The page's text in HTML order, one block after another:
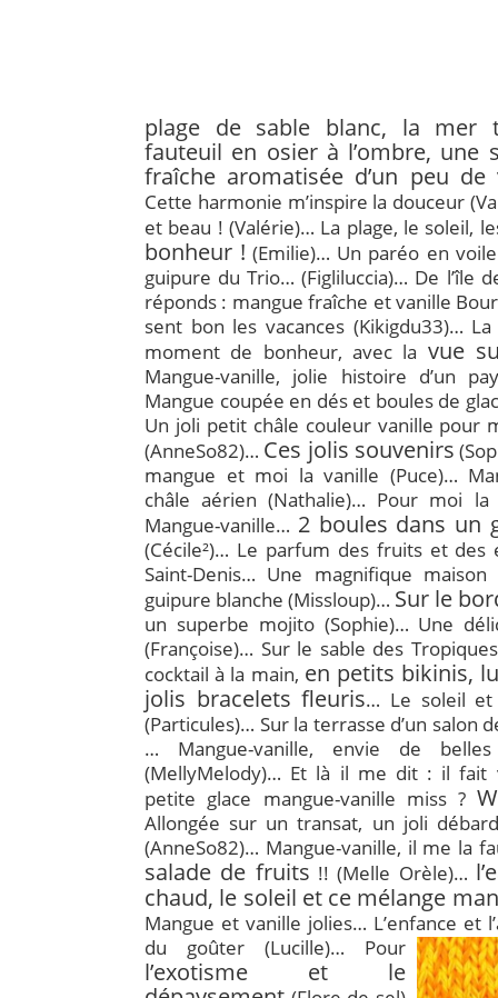
plage de sable blanc, la mer
fauteuil en osier à l’ombre, une
fraîche aromatisée d’un peu de
Cette harmonie m’inspire la douceur
et beau ! (Valérie)… La plage, le soleil,
bonheur ! (Emilie)… Un paréo en
guipure du Trio… (Figliluccia)… De l’île
réponds : mangue fraîche et vanille
sent bon les vacances (Kikigdu33)…
moment de bonheur, avec la vue
Mangue-vanille, jolie histoire d’un
Mangue coupée en dés et boules de
Un joli petit châle couleur vanille pour
(AnneSo82)… Ces jolis souvenirs
mangue et moi la vanille (Puce)…
châle aérien (Nathalie)… Pour moi
Mangue-vanille… 2 boules dans un
(Cécile²)… Le parfum des fruits et des
Saint-Denis… Une magnifique
guipure blanche (Missloup)… Sur le
un superbe mojito (Sophie)… Une
(Françoise)… Sur le sable des
cocktail à la main, en petits bikinis,
jolis bracelets fleuris… Le soleil
(Particules)… Sur la terrasse d’un salon
… Mangue-vanille, envie de
(MellyMelody)… Et là il me dit : il fait
petite glace mangue-vanille miss ?
Allongée sur un transat, un joli
(AnneSo82)… Mangue-vanille, il me la
salade de fruits !! (Melle Orèle)…
chaud, le soleil et ce mélange
Mangue et vanille jolies… L’enfance et
du goûter (Lucille)… Pour
l’exotisme et le